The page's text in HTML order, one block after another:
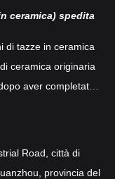
ceramica) spedita
di tazze in ceramica
ceramica originaria
aver completato
Road, città di
provincia del